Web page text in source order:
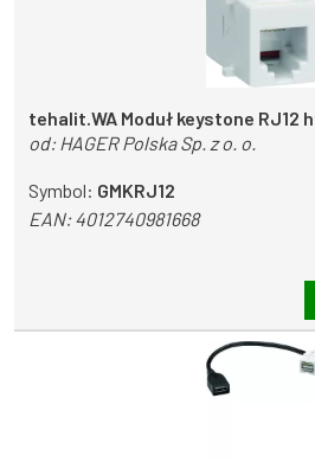
tehalit.WA Moduł keystone RJ12
od: HAGER Polska Sp. z o. o.
Symbol: GMKRJ12
EAN:4012740981668